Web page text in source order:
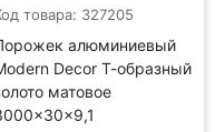
товара: 327205
алюминиевый
Decor Т-образный
матовое